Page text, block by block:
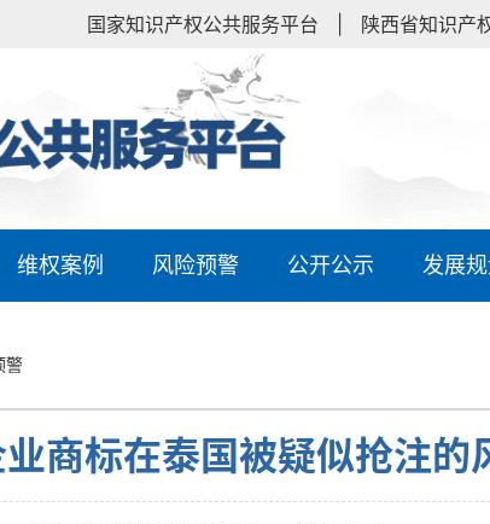
国家知识产权公共服务平台 陕西省知识产
维权案例 风险预警 公开公示 发展
警
商标在泰国被疑似抢注的